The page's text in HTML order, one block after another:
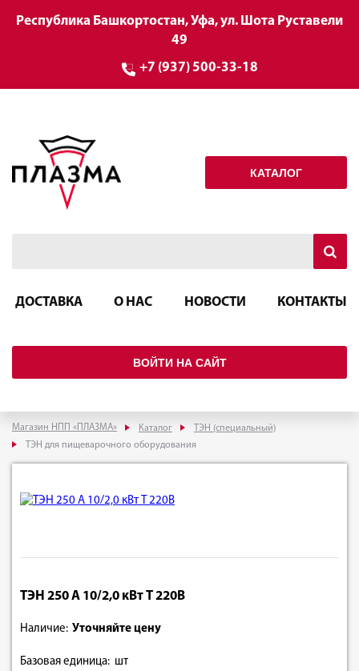
Республика Башкортостан, Уфа, ул. Шота Руставели
49
+7 (937) 500-33-18
КАТАЛОГ
ДОСТАВКА О НАС НОВОСТИ КОНТАКТЫ
ВОЙТИ НА САЙТ
Магазин НПП «ПЛАЗМА» Каталог
ТЭН (специальный)
ТЭН для пищеварочного оборудования
ТЭН 250 А 10/2,0 кВт Т 220В
Наличие: Уточняйте цену
Базовая единица: шт